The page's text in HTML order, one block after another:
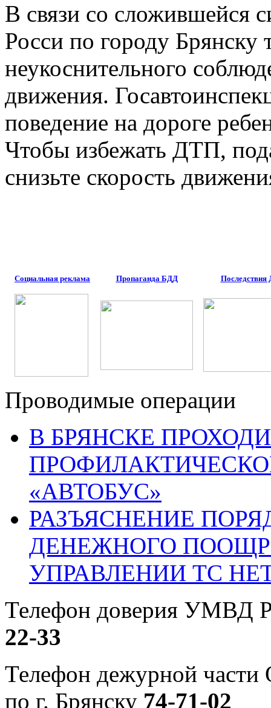
В связи со
Росси по городу Брянску
неукоснительного
движения.
поведение на дороге
Чтобы избежать ДТП,
снизьте скорость
Социальная реклама Пропаганда БДД
Проводимые операции
В БРЯНСКЕ
«АВТОБУС»
РАЗЪЯСНЕНИЕ
ДЕНЕЖНОГО
УПРАВЛЕНИИ ТС
Телефон доверия УМВД
22-33
Телефон дежурной
по г. Брянску 74-71-02